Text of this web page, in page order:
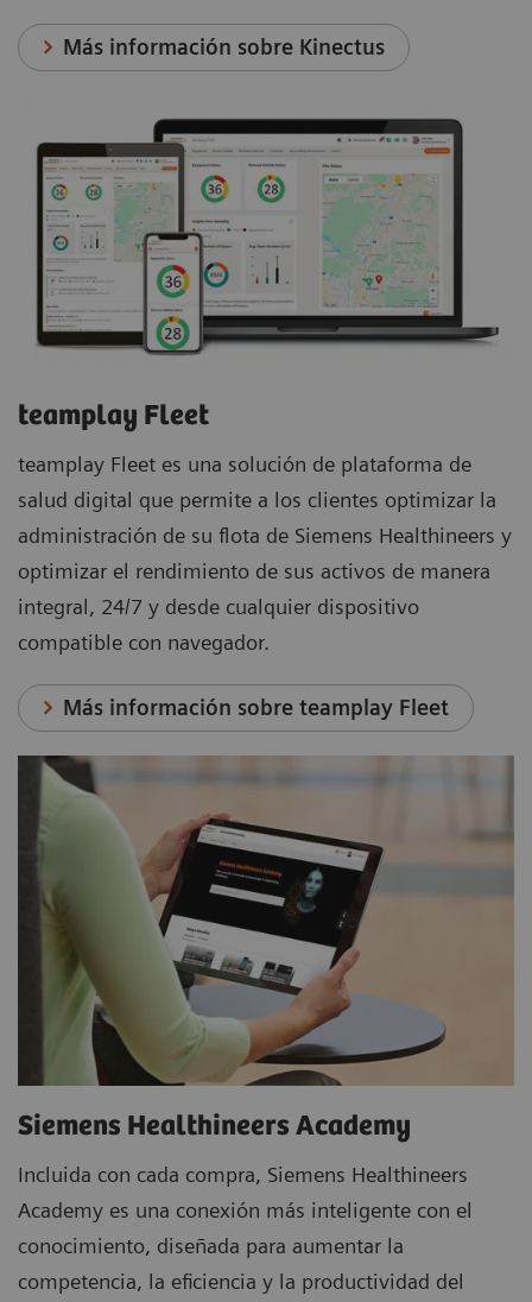
Más información sobre Kinectus
teamplay Fleet
teamplay Fleet es una solución de plataforma de
salud digital que permite a los clientes optimizar la
administración de su flota de Siemens Healthineers y
optimizar el rendimiento de sus activos de manera
integral, 24/7 y desde cualquier dispositivo
compatible con navegador.
Más información sobre teamplay Fleet
Siemens Healthineers Academy
Incluida con cada compra, Siemens Healthineers
Academy es una conexión más inteligente con el
conocimiento, diseñada para aumentar la
competencia, la eficiencia y la productividad del